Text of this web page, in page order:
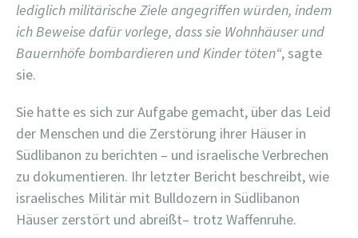
lediglich militärische Ziele angegriffen würden, indem
ich Beweise dafür vorlege, dass sie Wohnhäuser und
Bauernhöfe bombardieren und Kinder töten“, sagte
sie.
Sie hatte es sich zur Aufgabe gemacht, über das Leid
der Menschen und die Zerstörung ihrer Häuser in
Südlibanon zu berichten – und israelische Verbrechen
zu dokumentieren. Ihr letzter Bericht beschreibt, wie
israelisches Militär mit Bulldozern in Südlibanon
Häuser zerstört und abreißt– trotz Waffenruhe.